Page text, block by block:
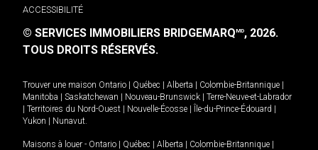
ACCESSIBILITÉ
© SERVICES IMMOBILIERS BRIDGEMARQMD, 2026.
TOUS DROITS RÉSERVÉS.
Trouver une maison Ontario | Québec | Alberta | Colombie-Britannique |
Manitoba | Saskatchewan | Nouveau-Brunswick | Terre-Neuve-et-Labrador
| Territoires du Nord-Ouest | Nouvelle-Écosse | Île-du-Prince-Édouard |
Yukon | Nunavut.
Maisons à louer - Ontario | Québec | Alberta | Colombie-Britannique |